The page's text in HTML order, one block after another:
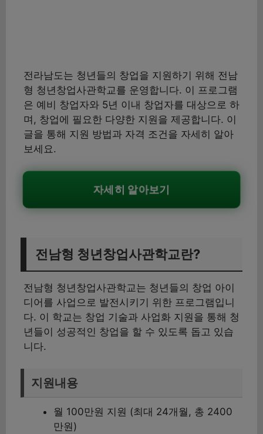
전라남도는 청년들의 창업을 지원하기 위해 전남
형 청년창업사관학교를 운영합니다. 이 프로그램
은 예비 창업자와 5년 이내 창업자를 대상으로 하
며, 창업에 필요한 다양한 지원을 제공합니다. 이
글을 통해 지원 방법과 자격 조건을 자세히 알아
보세요.
자세히 알아보기
전남형 청년창업사관학교란?
전남형 청년창업사관학교는 청년들의 창업 아이
디어를 사업으로 발전시키기 위한 프로그램입니
다. 이 학교는 창업 기술과 사업화 지원을 통해 청
년들이 성공적인 창업을 할 수 있도록 돕고 있습
니다.
지원내용
월 100만원 지원 (최대 24개월, 총 2400
만원)